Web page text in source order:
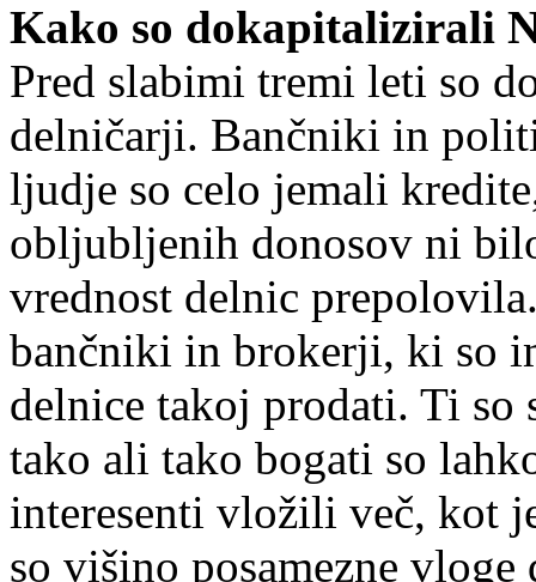
Kako so dokapitalizirali
Pred slabimi tremi leti so
delničarji. Bančniki in
ljudje so celo jemali
obljubljenih donosov ni
vrednost delnic
bančniki in brokerji, ki so
delnice takoj prodati. Ti
tako ali tako bogati so
interesenti vložili več, kot
so višino posamezne